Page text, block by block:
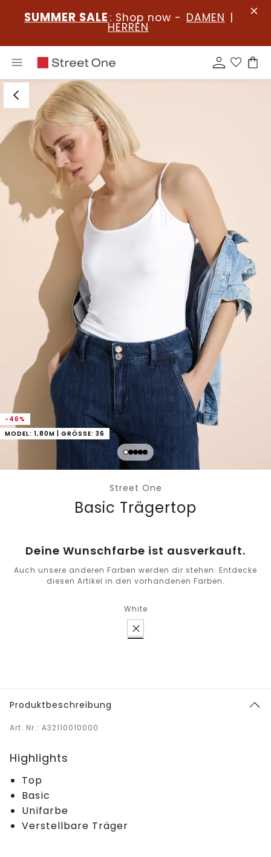
SUMMER SALE : Shop now - DAMEN |
HERREN
-46%
MODEL: 1,80M | GRÖSSE: 36
Street One
Basic Trägertop
Deine Wunschfarbe ist ausverkauft.
Auch unsere anderen Farben werden dir stehen. Entdecke
diesen Artikel in den vorhandenen Farben.
White
Produktbeschreibung
Art. Nr.: A32110010000
Highlights
Top
Basic
Unifarbe
Verstellbare Träger